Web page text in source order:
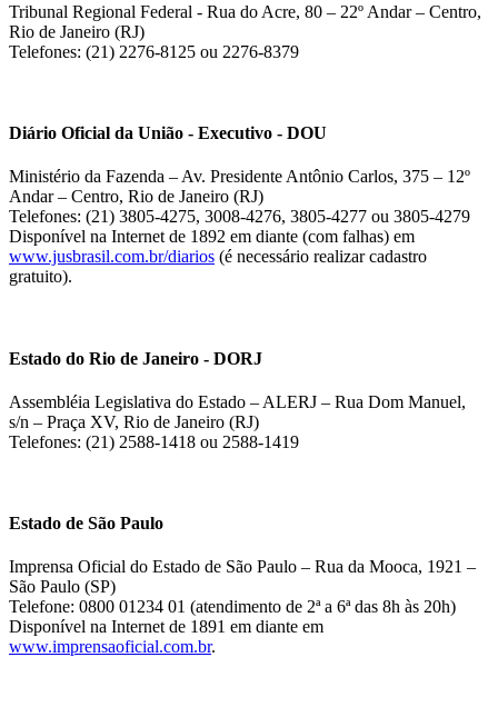
Tribunal Regional Federal - Rua do Acre, 80 – 22º Andar – Centro,
Rio de Janeiro (RJ)
Telefones: (21) 2276-8125 ou 2276-8379
Diário Oficial da União - Executivo - DOU
Ministério da Fazenda – Av. Presidente Antônio Carlos, 375 – 12º
Andar – Centro, Rio de Janeiro (RJ)
Telefones: (21) 3805-4275, 3008-4276, 3805-4277 ou 3805-4279
Disponível na Internet de 1892 em diante (com falhas) em
www.jusbrasil.com.br/diarios (é necessário realizar cadastro
gratuito).
Estado do Rio de Janeiro - DORJ
Assembléia Legislativa do Estado – ALERJ – Rua Dom Manuel,
s/n – Praça XV, Rio de Janeiro (RJ)
Telefones: (21) 2588-1418 ou 2588-1419
Estado de São Paulo
Imprensa Oficial do Estado de São Paulo – Rua da Mooca, 1921 –
São Paulo (SP)
Telefone: 0800 01234 01 (atendimento de 2ª a 6ª das 8h às 20h)
Disponível na Internet de 1891 em diante em
www.imprensaoficial.com.br.